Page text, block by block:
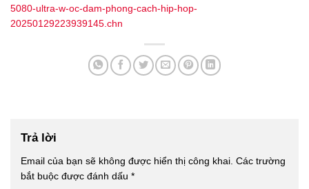
5080-ultra-w-oc-dam-phong-cach-hip-hop-
20250129223939145.chn
Trả lời
Email của bạn sẽ không được hiển thị công khai. Các trường
bắt buộc được đánh dấu *